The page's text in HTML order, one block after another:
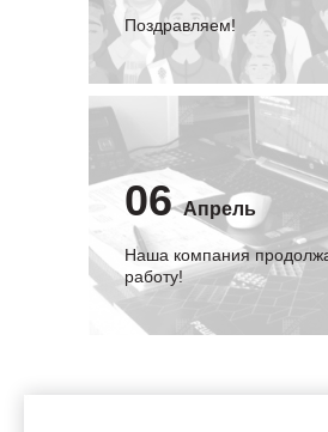
Поздравляем!
06 Апрель
Наша компания
работу!